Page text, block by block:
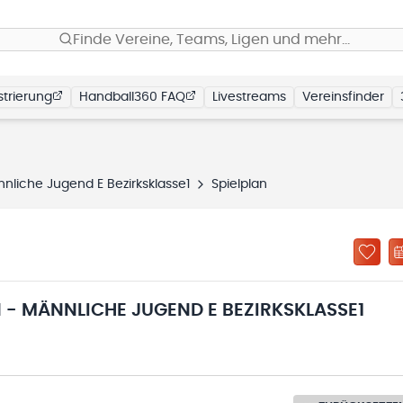
Finde Vereine, Teams, Ligen und mehr…
Handball360 FAQ Livestreams Vereinsfinder
Jugend E Bezirksklasse1 Spielplan
MÄNNLICHE JUGEND E BEZIRKSKLASSE1